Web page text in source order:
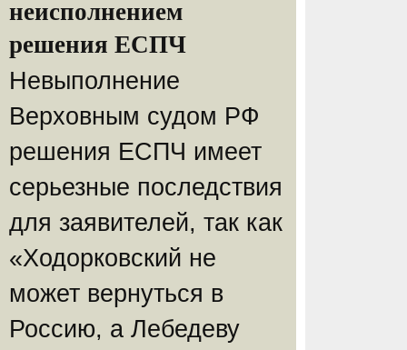
неисполнением
решения ЕСПЧ
Невыполнение
Верховным судом РФ
решения ЕСПЧ имеет
серьезные последствия
для заявителей, так как
«Ходорковский не
может вернуться в
Россию, а Лебедеву